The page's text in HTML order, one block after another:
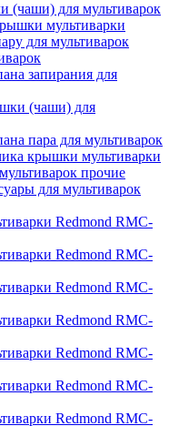
(чаши) для мультиварок
мультиварки
для мультиварок
запирания для
(чаши) для
пара для мультиварок
крышки мультиварки
прочие
для мультиварок
Redmond RMC-
Redmond RMC-
Redmond RMC-
Redmond RMC-
Redmond RMC-
Redmond RMC-
Redmond RMC-